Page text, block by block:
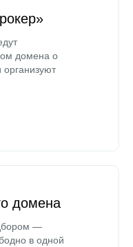
домена о
домена
—
в одной